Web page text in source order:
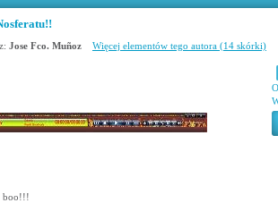
Jose Fco. Muñoz Więcej elementów tego autora (14 skórki)
boo!!!